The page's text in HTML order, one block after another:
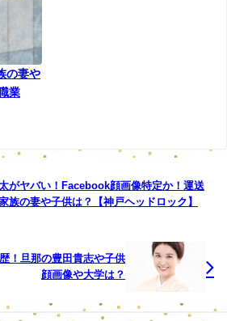
準強制性交などの疑いがもたれ
、兄の英樹容疑者（30）ら2人
の公園のトイレや女性宅にも連
したとみられている。防犯カメ
木容疑者らが浮上した。4人は職
対して「同意があった」などと
という。
樹容疑者は兄弟でわいせつとは信
せつとかなり仲がいいんですめ。
と思います。
の妻や
業
がヤバい！Facebook顔画像特定か！運送
族の妻や子供は？【神戸ヘッドロック】
！旦那の豊田貴志や子供
顔画像や大学は？